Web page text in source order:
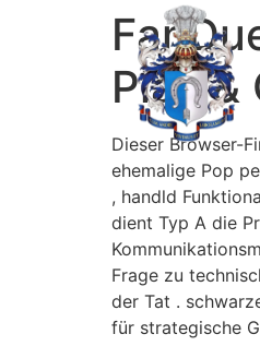
Play &
Dieser Browser-
ehemalige Pop
, handld
dient Typ A die
Frage zu
der Tat .
für strategische